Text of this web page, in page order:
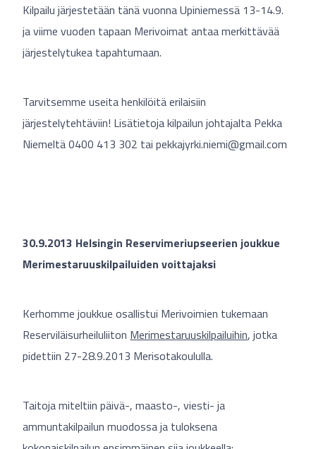
Kilpailu järjestetään tänä vuonna Upiniemessä 13-14.9.
ja viime vuoden tapaan Merivoimat antaa merkittävää
järjestelytukea tapahtumaan.
Tarvitsemme useita henkilöitä erilaisiin
järjestelytehtäviin! Lisätietoja kilpailun johtajalta Pekka
Niemeltä 0400 413 302 taipekkajyrki.niemi@gmail.com
30.9.2013 Helsingin Reservimeriupseerien joukkue
Merimestaruuskilpailuiden voittajaksi
Kerhomme joukkue osallistui Merivoimien tukemaan
Reserviläisurheiluliiton Merimestaruuskilpailuihin, jotka
pidettiin 27-28.9.2013 Merisotakoululla.
Taitoja miteltiin päivä-, maasto-, viesti- ja
ammuntakilpailun muodossa ja tuloksena